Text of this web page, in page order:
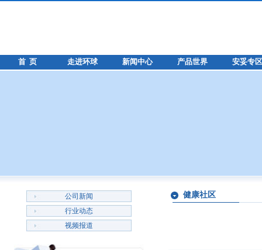
首 页 走进环球 新闻中心 产品世界 安妥专区
公司新闻
行业动态
视频报道
健康社区